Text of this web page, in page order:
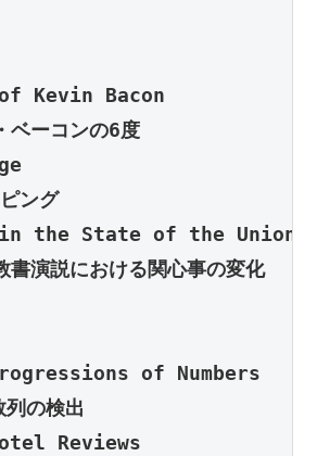
Kevin Bacon
コンの6度
in the State of the Union
of Numbers
Reviews